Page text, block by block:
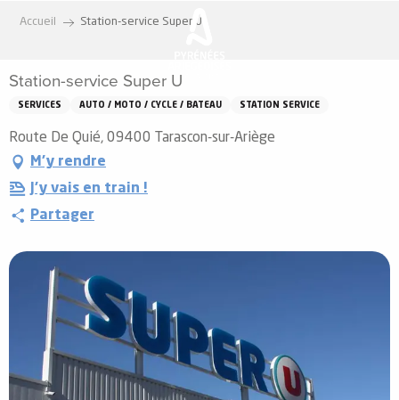
principal
Accueil Station-service Super U
Station-service Super U
SERVICES AUTO / MOTO / CYCLE / BATEAU STATION SERVICE
Route De Quié, 09400 Tarascon-sur-Ariège
M'y rendre
J'y vais en train !
Partager